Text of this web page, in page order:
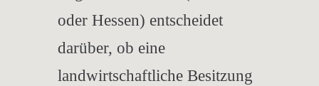
oder Hessen) entscheidet
darüber, ob eine
landwirtschaftliche Besitzung